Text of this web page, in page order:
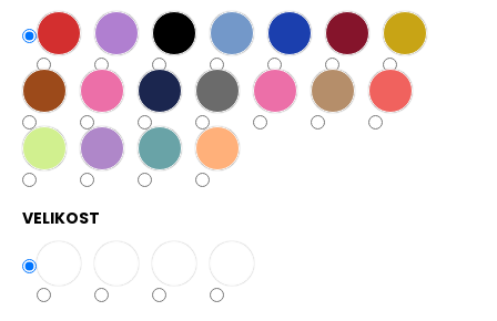
VELIKOST
HLEDAT
D
o
p
o
u